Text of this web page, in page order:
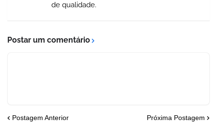
de qualidade.
Postar um comentário
Postagem Anterior Próxima Postagem